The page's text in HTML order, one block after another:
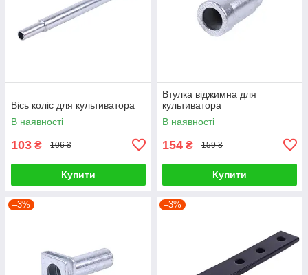
Вісь коліс для культиватора
В наявності
103 ₴ 106 ₴
Купити
Втулка віджимна для
культиватора
В наявності
154 ₴ 159 ₴
Купити
–3% –3%